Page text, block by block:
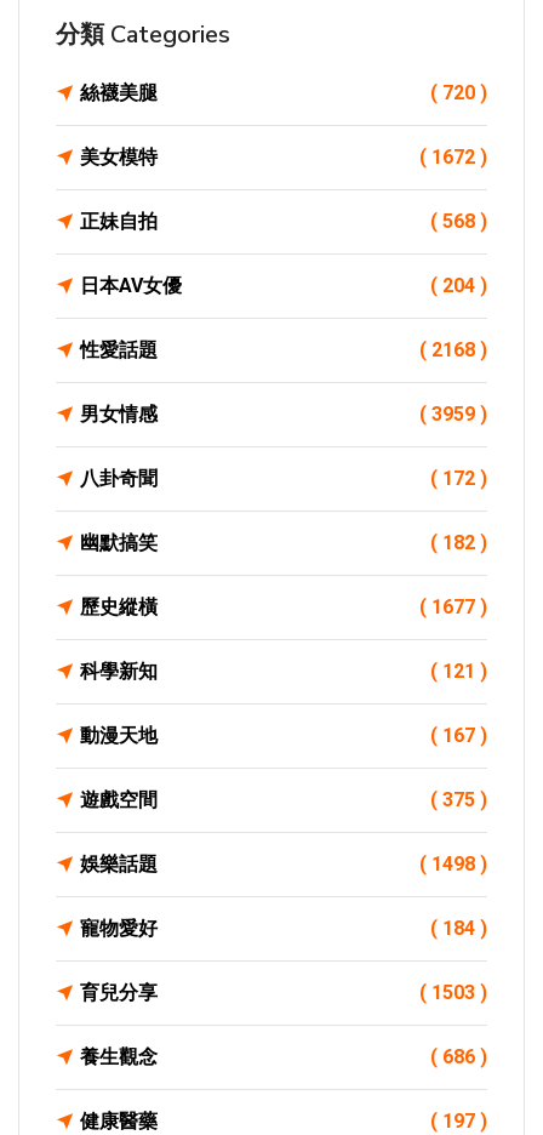
分類 Categories
絲襪美腿 ( 720 )
美女模特 ( 1672 )
正妹自拍 ( 568 )
日本AV女優 ( 204 )
性愛話題 ( 2168 )
男女情感 ( 3959 )
八卦奇聞 ( 172 )
幽默搞笑 ( 182 )
歷史縱橫 ( 1677 )
科學新知 ( 121 )
動漫天地 ( 167 )
遊戲空間 ( 375 )
娛樂話題 ( 1498 )
寵物愛好 ( 184 )
育兒分享 ( 1503 )
養生觀念 ( 686 )
健康醫藥 ( 197 )